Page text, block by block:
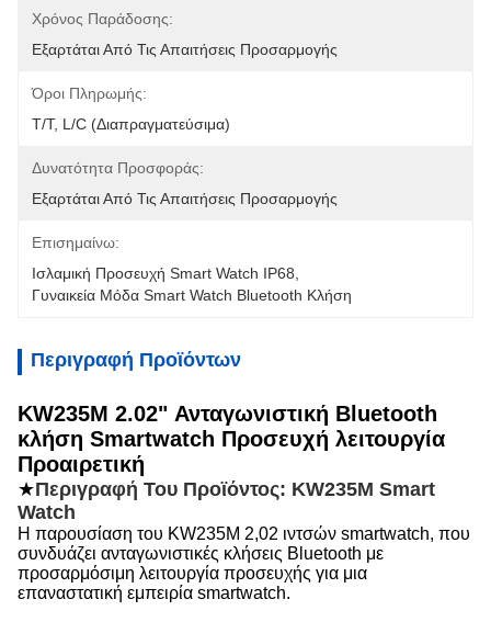
Χρόνος Παράδοσης:
Εξαρτάται Από Τις Απαιτήσεις Προσαρμογής
Όροι Πληρωμής:
Τ/Τ, L/C (διαπραγματεύσιμα)
Δυνατότητα Προσφοράς:
Εξαρτάται Από Τις Απαιτήσεις Προσαρμογής
Επισημαίνω:
Ισλαμική Προσευχή Smart Watch IP68
Γυναικεία Μόδα Smart Watch Bluetooth Κλήση
Περιγραφή Προϊόντων
KW235M 2.02" Ανταγωνιστική Bluetooth
κλήση Smartwatch Προσευχή λειτουργία
Προαιρετική
★Περιγραφή Του Προϊόντος: KW235M Smart
Watch
Η παρουσίαση του KW235M 2,02 ιντσών smartwatch, που
συνδυάζει ανταγωνιστικές κλήσεις Bluetooth με
προσαρμόσιμη λειτουργία προσευχής για μια
επαναστατική εμπειρία smartwatch.